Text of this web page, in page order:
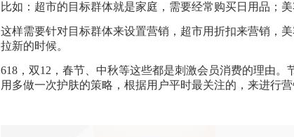
比如：超市的目标群体就是家庭，需要经常购买日用品；
这样需要针对目标群体来设置营销，超市用折扣来营销，
拉新的时候。
618，双12，春节、中秋等这些都是刺激会员消费的理由
用多做一次护肤的策略，根据用户平时最关注的，来进行营